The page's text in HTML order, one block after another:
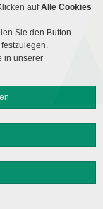
aufAlle Cookies
Sie den Button
in unserer